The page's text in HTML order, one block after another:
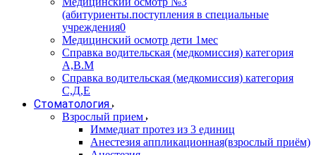
(абитуриенты.поступления в специальные
учреждения0
Медицинский осмотр дети 1мес
Справка водительская (медкомиссия) категория
А,В.М
Справка водительская (медкомиссия) категория
С,Д,Е
Стоматология
Взрослый прием
Иммедиат протез из 3 единиц
Анестезия аппликационная(взрослый приём)